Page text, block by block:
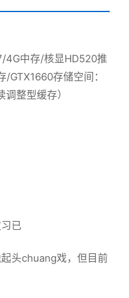
4G中存/核显HD520​推
/GTX1660​存储空间​ ​：
整型缓存）
已
头chuang戏，但目前